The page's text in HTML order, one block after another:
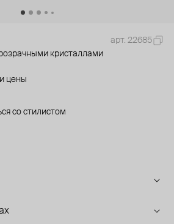
арт. 22685
кристаллами
цены
со стилистом